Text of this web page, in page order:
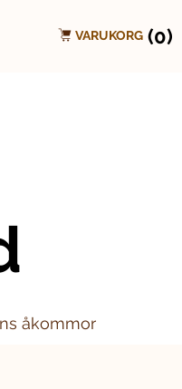
VARUKORG (0)
åkommor